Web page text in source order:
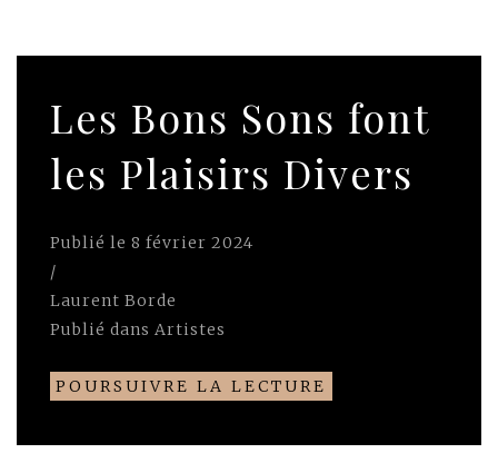
Les Bons Sons font
les Plaisirs Divers
Publié le 8 février 2024
/
Laurent Borde
Publié dans Artistes
POURSUIVRE LA LECTURE